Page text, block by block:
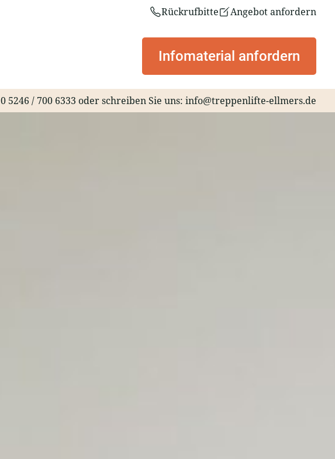
Rückrufbitte Angebot anfordern
Infomaterial anfordern
0 5246 / 700 6333 oder schreiben Sie uns: info@treppenlifte-ellmers.de